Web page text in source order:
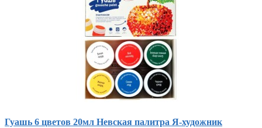
Гуашь 6 цветов 20мл Невская палитра Я-художник